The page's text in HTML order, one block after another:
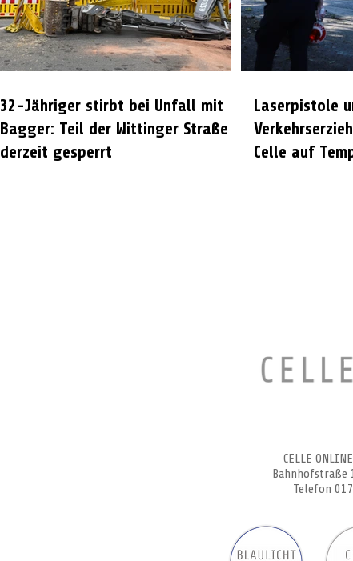
32-Jähriger stirbt bei Unfall mit
Bagger: Teil der Wittinger Straße
derzeit gesperrt
Laserpistole
Celle auf
CELLE
Bahnhofstraße
Telefon